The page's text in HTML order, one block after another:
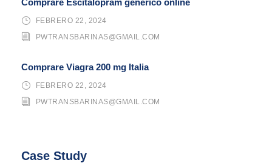
Comprare Escitalopram generico online
FEBRERO 22, 2024
PWTRANSBARINAS@GMAIL.COM
Comprare Viagra 200 mg Italia
FEBRERO 22, 2024
PWTRANSBARINAS@GMAIL.COM
Case Study